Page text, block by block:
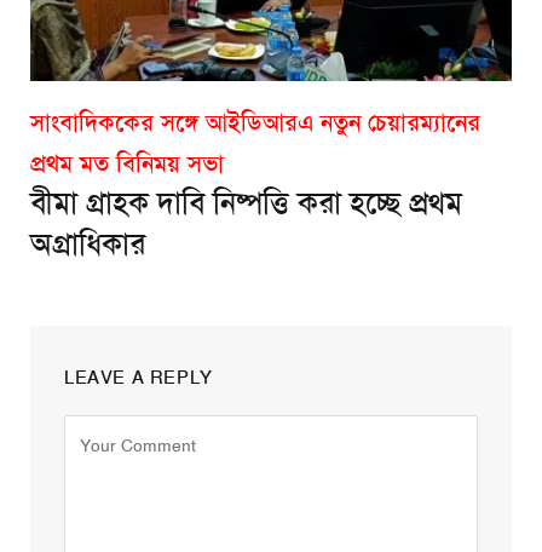
সাংবাদিককের সঙ্গে আইডিআরএ নতুন চেয়ারম্যানের
প্রথম মত বিনিময় সভা
বীমা গ্রাহক দাবি নিষ্পত্তি করা হচ্ছে প্রথম
অগ্রাধিকার
LEAVE A REPLY